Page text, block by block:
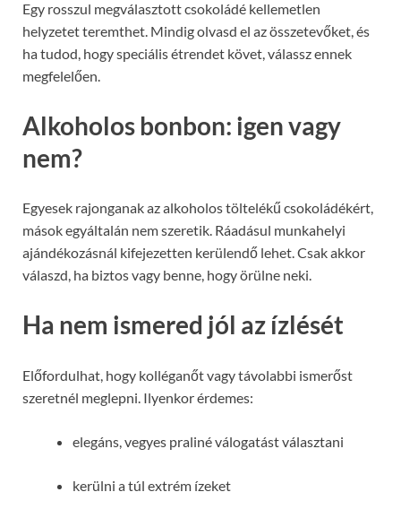
Egy rosszul megválasztott csokoládé kellemetlen
helyzetet teremthet. Mindig olvasd el az összetevőket, és
ha tudod, hogy speciális étrendet követ, válassz ennek
megfelelően.
Alkoholos bonbon: igen vagy
nem?
Egyesek rajonganak az alkoholos töltelékű csokoládékért,
mások egyáltalán nem szeretik. Ráadásul munkahelyi
ajándékozásnál kifejezetten kerülendő lehet. Csak akkor
válaszd, ha biztos vagy benne, hogy örülne neki.
Ha nem ismered jól az ízlését
Előfordulhat, hogy kolléganőt vagy távolabbi ismerőst
szeretnél meglepni. Ilyenkor érdemes:
elegáns, vegyes praliné válogatást választani
kerülni a túl extrém ízeket